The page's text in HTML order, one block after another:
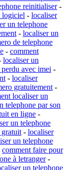
reinitialiser-
logiciel - localiser
un telephone
- localiser un
de telephone
- comment
localiser un
avec imei -
- localiser
gratuitement -
localiser un
telephone par son
en ligne -
un telephone
gratuit - localiser
un telephone
comment faire pour
à letranger-
un telephone